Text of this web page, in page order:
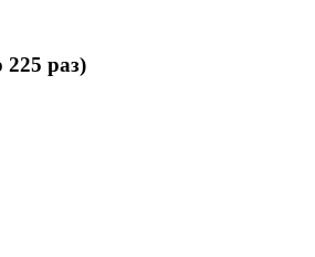
раз)